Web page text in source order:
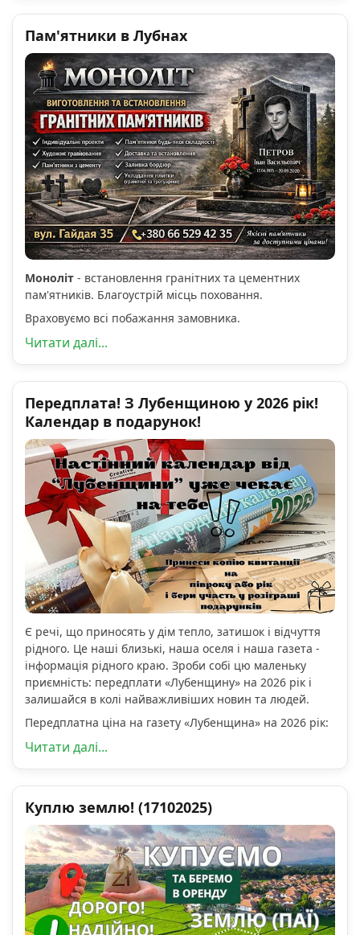
Пам'ятники в Лубнах
Моноліт - встановлення гранітних та цементних
пам'ятників. Благоустрій місць поховання.
Враховуємо всі побажання замовника.
Читати далі...
Передплата! З Лубенщиною у 2026 рік!
Календар в подарунок!
Є речі, що приносять у дім тепло, затишок і відчуття
рідного. Це наші близькі, наша оселя і наша газета -
інформація рідного краю. Зроби собі цю маленьку
приємність: передплати «Лубенщину» на 2026 рік і
залишайся в колі найважливіших новин та людей.
Передплатна ціна на газету «Лубенщина» на 2026 рік:
Читати далі...
Куплю землю! (17102025)